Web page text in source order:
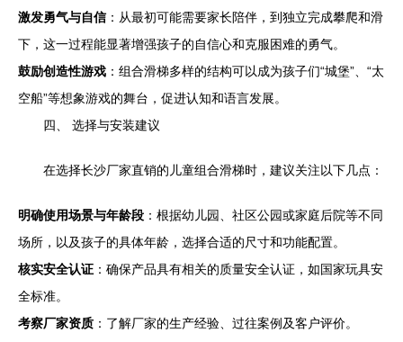
激发勇气与自信：从最初可能需要家长陪伴，到独立完成攀爬和滑
下，这一过程能显著增强孩子的自信心和克服困难的勇气。
鼓励创造性游戏 ：组合滑梯多样的结构可以成为孩子们“城堡”、“太
空船”等想象游戏的舞台，促进认知和语言发展。
四、 选择与安装建议
在选择长沙厂家直销的儿童组合滑梯时，建议关注以下几点：
明确使用场景与年龄段 ：根据幼儿园、社区公园或家庭后院等不同
场所，以及孩子的具体年龄，选择合适的尺寸和功能配置。
核实安全认证 ：确保产品具有相关的质量安全认证，如国家玩具安
全标准。
考察厂家资质 ：了解厂家的生产经验、过往案例及客户评价。